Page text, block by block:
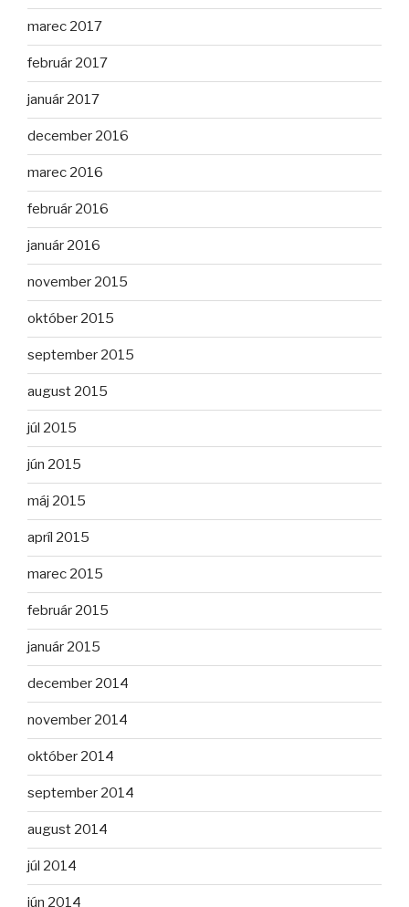
marec 2017
február 2017
január 2017
december 2016
marec 2016
február 2016
január 2016
november 2015
október 2015
september 2015
august 2015
júl 2015
jún 2015
máj 2015
apríl 2015
marec 2015
február 2015
január 2015
december 2014
november 2014
október 2014
september 2014
august 2014
júl 2014
jún 2014